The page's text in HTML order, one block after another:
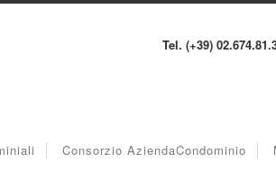
Tel. (+39)
Consorzio AziendaCondominio